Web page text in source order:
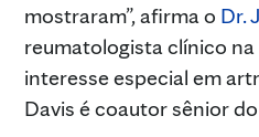
mostraram”, afirma o Dr.
reumatologista clínico
interesse especial em
Davis é coautor sênior